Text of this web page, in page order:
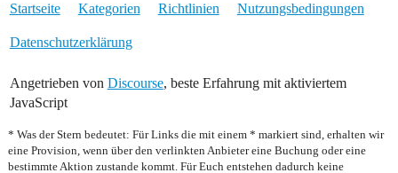
Startseite Kategorien Richtlinien Nutzungsbedingungen
Datenschutzerklärung
Angetrieben von Discourse, beste Erfahrung mit aktiviertem
JavaScript
* Was der Stern bedeutet: Für Links die mit einem * markiert sind, erhalten wir
eine Provision, wenn über den verlinkten Anbieter eine Buchung oder eine
bestimmte Aktion zustande kommt. Für Euch entstehen dadurch keine